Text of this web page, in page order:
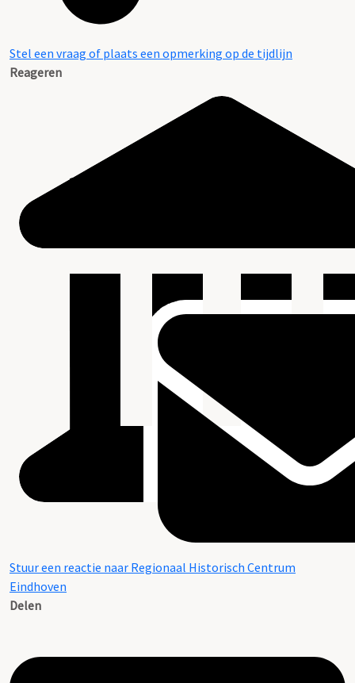
Stel een vraag of plaats een opmerking op de tijdlijn
Reageren
Stuur een reactie naar Regionaal Historisch Centrum
Eindhoven
Delen